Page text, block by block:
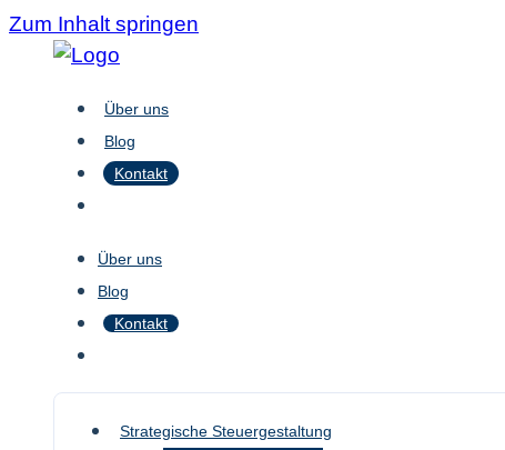
Zum Inhalt springen
Über uns
Blog
Kontakt
Über uns
Blog
Kontakt
Strategische Steuergestaltung